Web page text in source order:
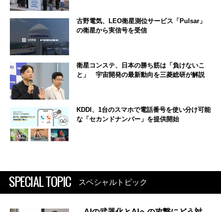
古野電気、LEO衛星測位サービス「Pulsar」
の衛星から実信号を受信
衛星コンステ、日本の勝ち筋は「負けないこ
と」 宇宙開発の最新動向を三菱総研が解説
KDDI、1台のスマホで電話番号を使い分け可能
な「セカンドナンバー」を提供開始
SPECIAL TOPIC スペシャルトピック